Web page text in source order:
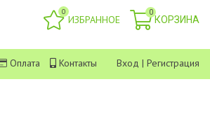
0
ИЗБРАННОЕ
0
КОРЗИНА
Оплата Контакты Вход | Регистрация